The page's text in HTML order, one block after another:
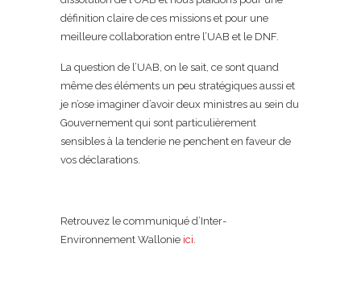
définition claire de ces missions et pour une
meilleure collaboration entre l’UAB et le DNF.
La question de l’UAB, on le sait, ce sont quand
même des éléments un peu stratégiques aussi et
je n’ose imaginer d’avoir deux ministres au sein du
Gouvernement qui sont particulièrement
sensibles à la tenderie ne penchent en faveur de
vos déclarations.
Retrouvez le communiqué d’Inter-
Environnement Wallonie ici.